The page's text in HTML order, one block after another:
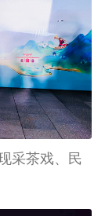
采茶戏、民